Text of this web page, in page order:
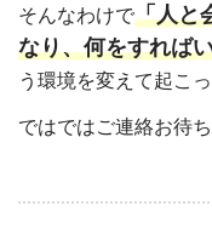
そんなわけで「人と
なり、何をすれば
う環境を変えて起こ
ではではご連絡お待